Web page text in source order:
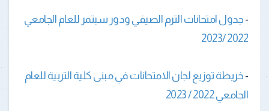
- جدول امتحانات الترم الصيفي ودور سبتمر للعام الجامعي
2022 /2023
- خريطة توزيع لجان الامتحانات في مبنى كلية التربية للعام
الجامعي 2022 / 2023